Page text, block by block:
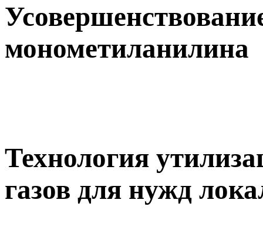
монометиланилина
Технология
газов для нужд